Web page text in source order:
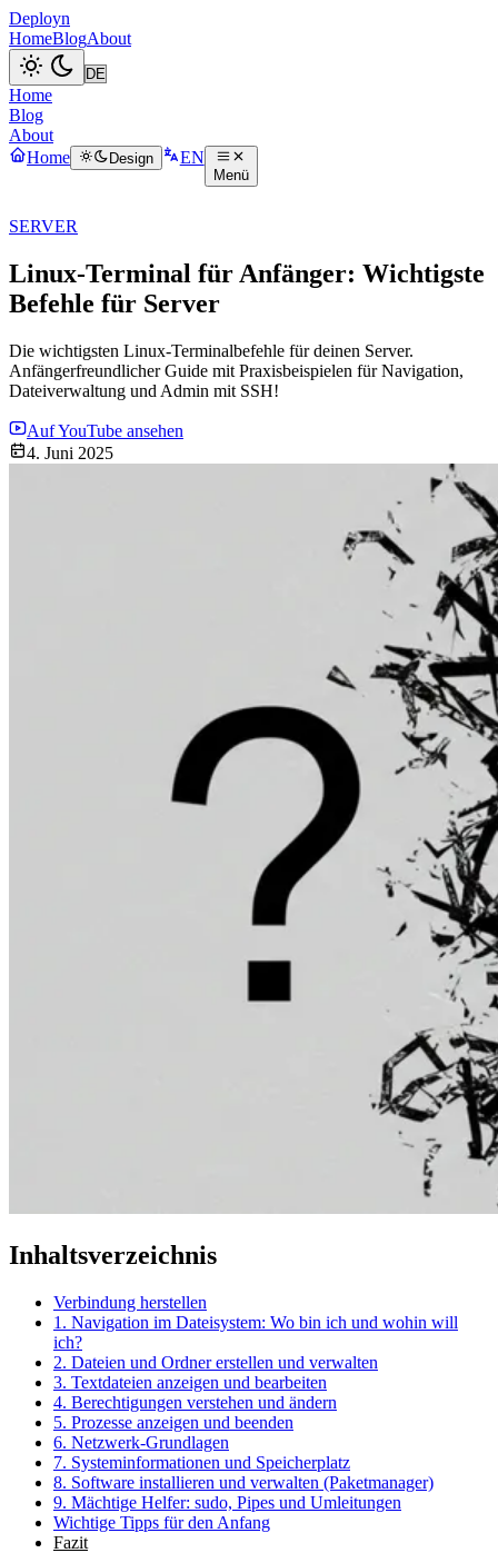
Deployn
HomeBlogAbout
Home
Blog
About
Home
Design EN
Menü
SERVER
Linux-Terminal für Anfänger: Wichtigste
Befehle für Server
Die wichtigsten Linux-Terminalbefehle für deinen Server.
Anfängerfreundlicher Guide mit Praxisbeispielen für Navigation,
Dateiverwaltung und Admin mit SSH!
Auf YouTube ansehen
4. Juni 2025
Inhaltsverzeichnis
Verbindung herstellen
1. Navigation im Dateisystem: Wo bin ich und wohin will
ich?
2. Dateien und Ordner erstellen und verwalten
3. Textdateien anzeigen und bearbeiten
4. Berechtigungen verstehen und ändern
5. Prozesse anzeigen und beenden
6. Netzwerk-Grundlagen
7. Systeminformationen und Speicherplatz
8. Software installieren und verwalten (Paketmanager)
9. Mächtige Helfer: sudo, Pipes und Umleitungen
Wichtige Tipps für den Anfang
Fazit